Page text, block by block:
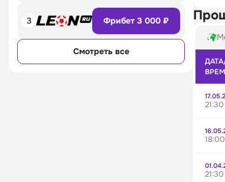
3 Фрибет 3 000 ₽
Смотреть все
21:30
18:00
21:30